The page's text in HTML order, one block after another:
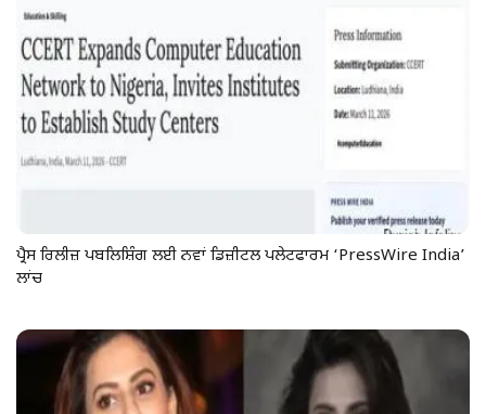
ਪ੍ਰੈਸ ਰਿਲੀਜ਼ ਪਬਲਿਸ਼ਿੰਗ ਲਈ ਨਵਾਂ ਡਿਜ਼ੀਟਲ ਪਲੇਟਫਾਰਮ ‘PressWire India’
ਲਾਂਚ